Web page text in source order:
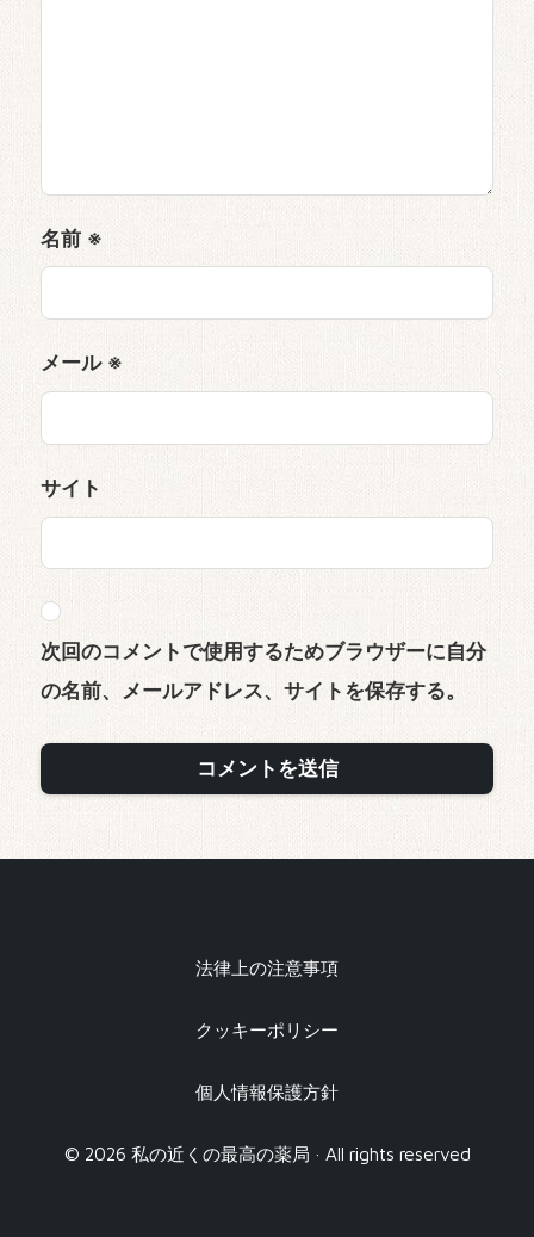
名前 ※
メール ※
サイト
次回のコメントで使用するためブラウザーに自分
の名前、メールアドレス、サイトを保存する。
法律上の注意事項
クッキーポリシー
個人情報保護方針
© 2026 私の近くの最高の薬局 · All rights reserved